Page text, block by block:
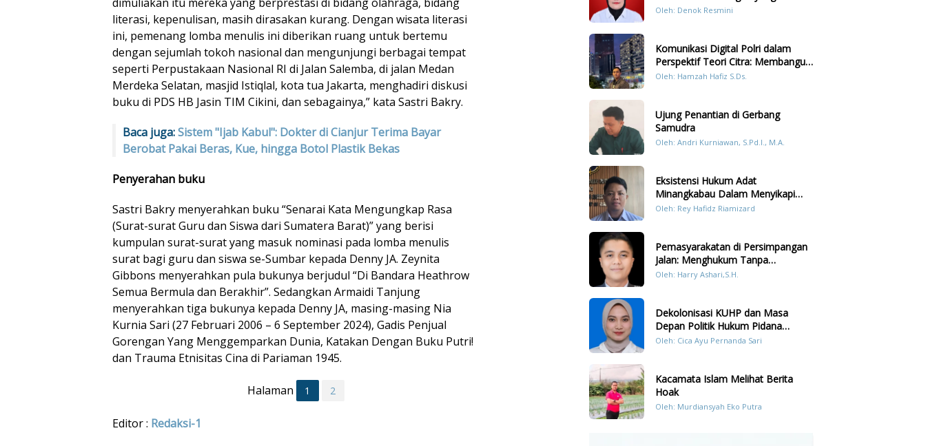
literasi, kepenulisan, masih dirasakan kurang. Dengan wisata literasi
ini, pemenang lomba menulis ini diberikan ruang untuk bertemu
dengan sejumlah tokoh nasional dan mengunjungi berbagai tempat
seperti Perpustakaan Nasional RI di Jalan Salemba, di jalan Medan
Merdeka Selatan, masjid Istiqlal, kota tua Jakarta, menghadiri diskusi
buku di PDS HB Jasin TIM Cikini, dan sebagainya,” kata Sastri Bakry.
Baca juga:Sistem "Ijab Kabul": Dokter di Cianjur Terima Bayar
Berobat Pakai Beras, Kue, hingga Botol Plastik Bekas
Penyerahan buku
Sastri Bakry menyerahkan buku “Senarai Kata Mengungkap Rasa
(Surat-surat Guru dan Siswa dari Sumatera Barat)” yang berisi
kumpulan surat-surat yang masuk nominasi pada lomba menulis
surat bagi guru dan siswa se-Sumbar kepada Denny JA. Zeynita
Gibbons menyerahkan pula bukunya berjudul “Di Bandara Heathrow
Semua Bermula dan Berakhir”. Sedangkan Armaidi Tanjung
menyerahkan tiga bukunya kepada Denny JA, masing-masing Nia
Kurnia Sari (27 Februari 2006 – 6 September 2024), Gadis Penjual
Gorengan Yang Menggemparkan Dunia, Katakan Dengan Buku Putri!
dan Trauma Etnisitas Cina di Pariaman 1945.
Halaman 1 2
Editor : Redaksi-1
Oleh: Denok Resmini
Komunikasi Digital Polri dalam
Perspektif Teori Citra: Membangun
Kepercayaan Publik Melalui Konten
Oleh: Hamzah Hafiz S.Ds.
Ujung Penantian di Gerbang
Samudra
Oleh: Andri Kurniawan, S.Pd.I., M.A.
Eksistensi Hukum Adat
Minangkabau Dalam Menyikapi
Prilaku LGBT Analisis Perbandingan
Oleh: Rey Hafidz Riamizard
Pemasyarakatan di Persimpangan
Jalan: Menghukum Tanpa
Memulihkan?
Oleh: Harry Ashari,S.H.
Dekolonisasi KUHP dan Masa
Depan Politik Hukum Pidana
Indonesia
Oleh: Cica Ayu Pernanda Sari
Kacamata Islam Melihat Berita
Hoak
Oleh: Murdiansyah Eko Putra